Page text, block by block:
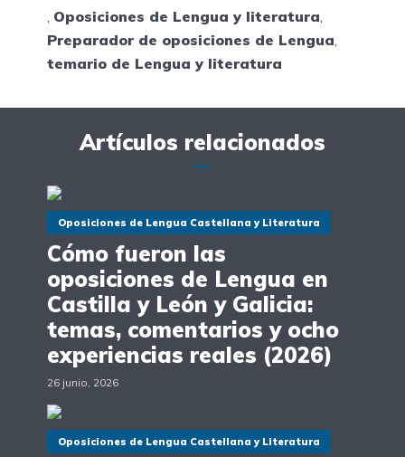
Oposiciones de Lengua y literatura
Preparador de oposiciones de Lengua
temario de Lengua y literatura
Artículos relacionados
Oposiciones de Lengua Castellana y Literatura
Cómo fueron las
oposiciones de Lengua en
Castilla y León y Galicia:
temas, comentarios y ocho
experiencias reales (2026)
26 junio, 2026
Oposiciones de Lengua Castellana y Literatura